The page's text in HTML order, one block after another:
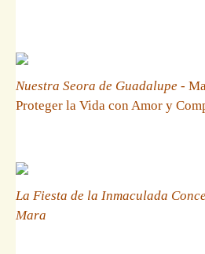
Nuestra Seora de Guadalupe -
Proteger la Vida con Amor y
La Fiesta de la Inmaculada
Mara